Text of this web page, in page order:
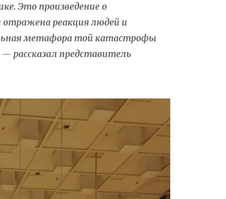
Это произведение о
отражена реакция людей и
метафора той катастрофы
рассказал представитель